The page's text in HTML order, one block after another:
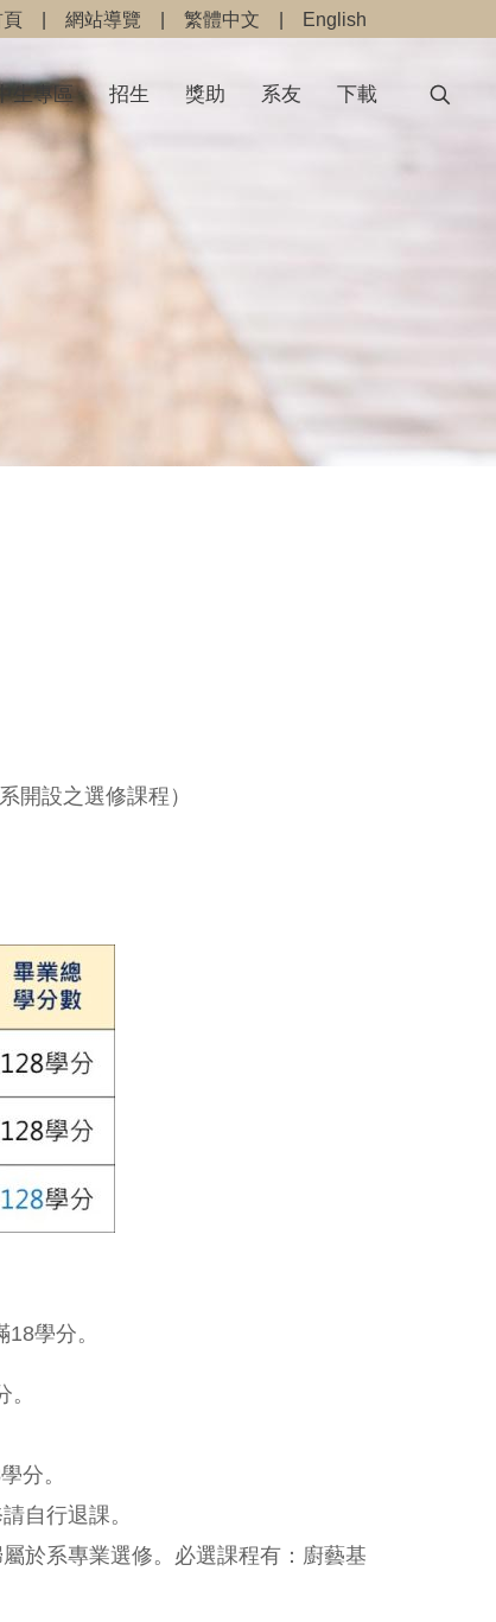
頁 | 網站導覽 | 繁體中文 | English
生專區 招生 獎助 系友 下載
開設之選修課程）
學分。
分。
自行退課。
於系專業選修。必選課程有：廚藝基